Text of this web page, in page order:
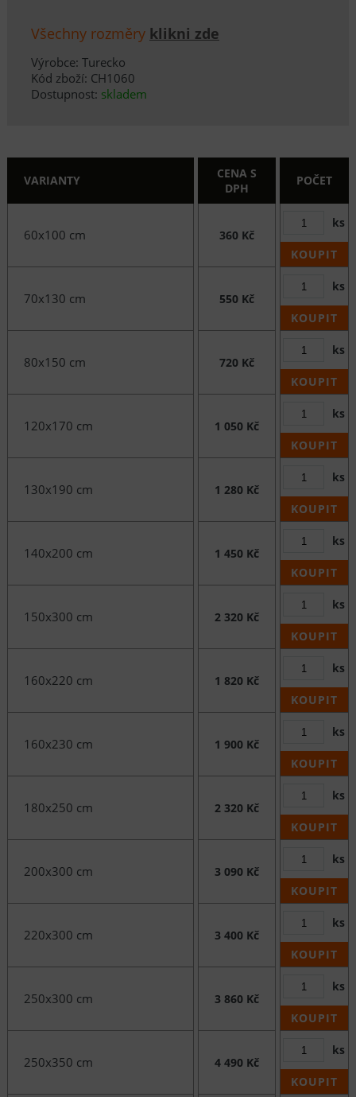
Všechny rozměry klikni zde
Výrobce: Turecko
Kód zboží: CH1060
Dostupnost: skladem
VARIANTY
CENA S
DPH
POČET
60x100 cm 360 Kč
ks
KOUPIT
70x130 cm 550 Kč
ks
KOUPIT
80x150 cm 720 Kč
ks
KOUPIT
120x170 cm 1 050 Kč
ks
KOUPIT
130x190 cm 1 280 Kč
ks
KOUPIT
140x200 cm 1 450 Kč
ks
KOUPIT
150x300 cm 2 320 Kč
ks
KOUPIT
160x220 cm 1 820 Kč
ks
KOUPIT
160x230 cm 1 900 Kč
ks
KOUPIT
180x250 cm 2 320 Kč
ks
KOUPIT
200x300 cm 3 090 Kč
ks
KOUPIT
220x300 cm 3 400 Kč
ks
KOUPIT
250x300 cm 3 860 Kč
ks
KOUPIT
250x350 cm 4 490 Kč
ks
KOUPIT